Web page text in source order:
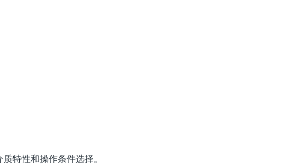
特性和操作条件选择。